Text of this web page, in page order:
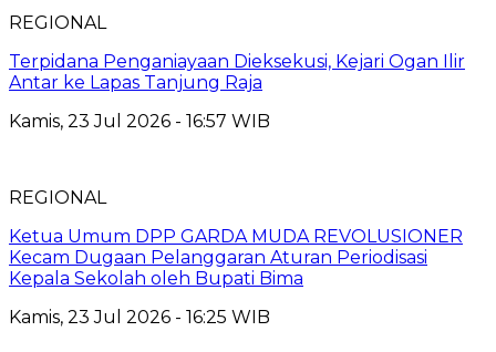
REGIONAL
Terpidana Penganiayaan Dieksekusi, Kejari Ogan Ilir
Antar ke Lapas Tanjung Raja
Kamis, 23 Jul 2026 - 16:57 WIB
REGIONAL
Ketua Umum DPP GARDA MUDA REVOLUSIONER
Kecam Dugaan Pelanggaran Aturan Periodisasi
Kepala Sekolah oleh Bupati Bima
Kamis, 23 Jul 2026 - 16:25 WIB